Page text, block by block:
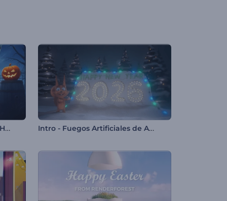
Paquete de animaciones de Halloween Intro - Fuegos Artificiales de Año Nuevo de Rendy